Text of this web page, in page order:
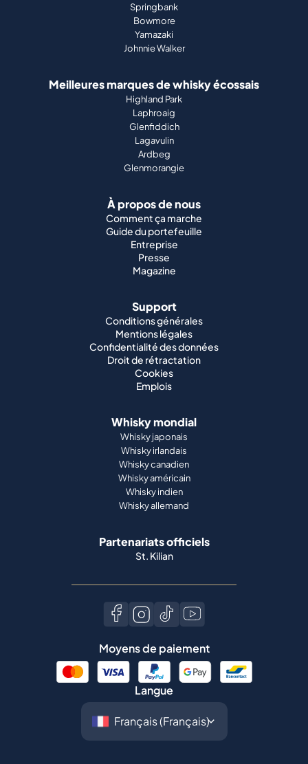
Springbank
Bowmore
Yamazaki
Johnnie Walker
Meilleures marques de whisky écossais
Highland Park
Laphroaig
Glenfiddich
Lagavulin
Ardbeg
Glenmorangie
À propos de nous
Comment ça marche
Guide du portefeuille
Entreprise
Presse
Magazine
Support
Conditions générales
Mentions légales
Confidentialité des données
Droit de rétractation
Cookies
Emplois
Whisky mondial
Whisky japonais
Whisky irlandais
Whisky canadien
Whisky américain
Whisky indien
Whisky allemand
Partenariats officiels
St. Kilian
Moyens de paiement
Langue